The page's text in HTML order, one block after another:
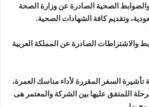
والضوابط الصحية الصادرة عن وزارة الصحة
وتقديم كافة الشهادات الصحية.
والاشتراطات الصادرة عن المملكة العربية
تأشيرة السفر المقررة لأداء مناسك العمرة،
اللمتفق عليها بين الشركة والمعتمر هى